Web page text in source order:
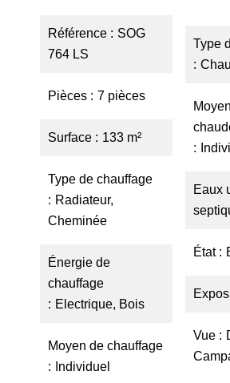
Référence
SOG
764 LS
Pièces 7 pièces
Surface 133 m²
Type de chauffage
Radiateur,
Cheminée
Énergie de
chauffage
Electrique, Bois
Moyen de chauffage
Individuel
Type
Eaux
État
Vue